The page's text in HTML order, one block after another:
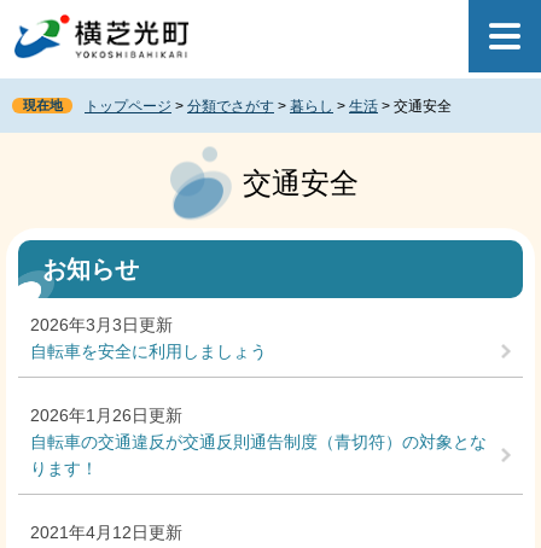
ジ
先
頭
ュ
を
飛
現在地 トップページ > 分類でさがす > 暮らし > 生活 > 交通安全
交通安全
お知らせ
2026年3月3日更新
自転車を安全に利用しましょう
2026年1月26日更新
自転車の交通違反が交通反則通告制度（青切符）の対象とな
ります！
2021年4月12日更新